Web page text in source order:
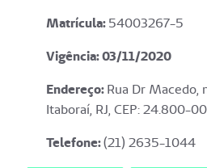
Matrícula:54003267-5
Vigência: 03/11/2020
Endereço:Rua Dr Macedo,
Itaboraí, RJ, CEP: 24.800-
Telefone:(21) 2635-1044